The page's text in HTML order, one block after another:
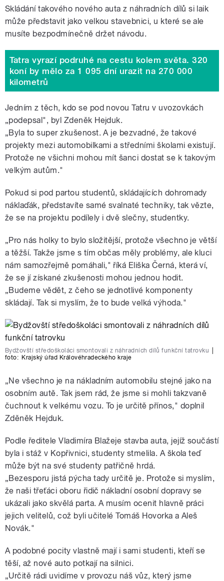
Skládání takového nového auta z náhradních dílů si laik
může představit jako velkou stavebnici, u které se ale
musíte bezpodmínečně držet návodu.
Tatra vyrazí podruhé na cestu kolem světa. 320
koní by mělo za 1 095 dní urazit na 270 000
kilometrů
Jedním z těch, kdo se pod novou Tatru v uvozovkách
„podepsal", byl Zdeněk Hejduk.
„Byla to super zkušenost. A je bezvadné, že takové
projekty mezi automobilkami a středními školami existují.
Protože ne všichni mohou mít šanci dostat se k takovým
velkým autům."
Pokud si pod partou studentů, skládajících dohromady
náklaďák, představíte samé svalnaté techniky, tak vězte,
že se na projektu podílely i dvě slečny, studentky.
„Pro nás holky to bylo složitější, protože všechno je větší
a těžší. Takže jsme s tím občas měly problémy, ale kluci
nám samozřejmě pomáhali," říká Eliška Černá, která ví,
že se jí získané zkušenosti mohou jednou hodit.
„Budeme vědět, z čeho se jednotlivé komponenty
skládají. Tak si myslím, že to bude velká výhoda."
Bydžovští středoškoláci smontovali z náhradních dílů funkční tatrovku
foto: Krajský úřad Královéhradeckého kraje
„Ne všechno je na nákladním automobilu stejné jako na
osobním autě. Tak jsem rád, že jsme si mohli takzvaně
čuchnout k velkému vozu. To je určitě přínos," doplnil
Zděněk Hejduk.
Podle ředitele Vladimíra Blažeje stavba auta, jejíž součástí
byla i stáž v Kopřivnici, studenty stmelila. A škola teď
může být na své studenty patřičně hrdá.
„Bezesporu jistá pýcha tady určitě je. Protože si myslím,
že naši třeťáci oboru řidič nákladní osobní dopravy se
ukázali jako skvělá parta. A musím ocenit hlavně práci
jejich velitelů, což byli učitelé Tomáš Hovorka a Aleš
Novák."
A podobné pocity vlastně mají i sami studenti, kteří se
těší, až nové auto potkají na silnici.
„Určitě rádi uvidíme v provozu náš vůz, který jsme